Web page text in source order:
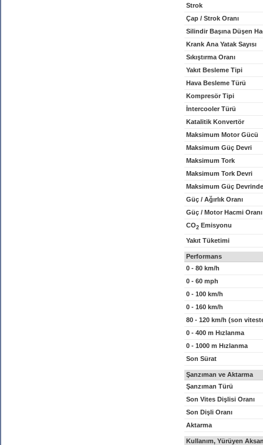
Strok
Çap / Strok Oranı
Silindir Başına Düşen
Krank Ana Yatak Sayısı
Sıkıştırma Oranı
Yakıt Besleme Tipi
Hava Besleme Türü
Kompresör Tipi
İntercooler Türü
Katalitik Konvertör
Maksimum Motor Gücü
Maksimum Güç Devri
Maksimum Tork
Maksimum Tork Devri
Maksimum Güç
Güç / Ağırlık Oranı
Güç / Motor Hacmi Oranı
CO2 Emisyonu
Yakıt Tüketimi
Performans
0 - 80 km/h
0 - 60 mph
0 - 100 km/h
0 - 160 km/h
80 - 120 km/h (son
0 - 400 m Hızlanma
0 - 1000 m Hızlanma
Son Sürat
Şanzıman ve Aktarma
Şanzıman Türü
Son Vites Dişlisi Oranı
Son Dişli Oranı
Aktarma
Kullanım, Yürüyen